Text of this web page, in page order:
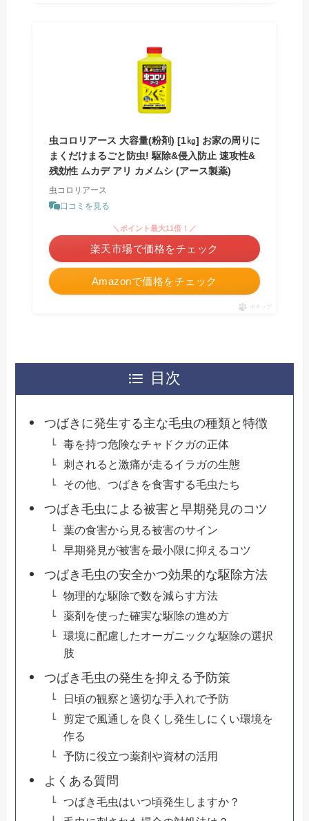
虫コロリアース 大容量(粉剤) [1㎏] お家の周りに
まくだけまるごと防虫! 駆除&侵入防止 速攻性&
残効性 ムカデ アリ カメムシ (アース製薬)
虫コロリアース
口コミを見る
Amazonで価格をチェック
＼ポイント最大11倍！／
楽天市場で価格をチェック
ポチップ
目次
つばきに発生する主な毛虫の種類と特徴
毒を持つ危険なチャドクガの正体
刺されると激痛が走るイラガの生態
その他、つばきを食害する毛虫たち
つばき毛虫による被害と早期発見のコツ
葉の食害から見る被害のサイン
早期発見が被害を最小限に抑えるコツ
つばき毛虫の安全かつ効果的な駆除方法
物理的な駆除で数を減らす方法
薬剤を使った確実な駆除の進め方
環境に配慮したオーガニックな駆除の選択
肢
つばき毛虫の発生を抑える予防策
日頃の観察と適切な手入れで予防
剪定で風通しを良くし発生しにくい環境を
作る
予防に役立つ薬剤や資材の活用
よくある質問
つばき毛虫はいつ頃発生しますか？